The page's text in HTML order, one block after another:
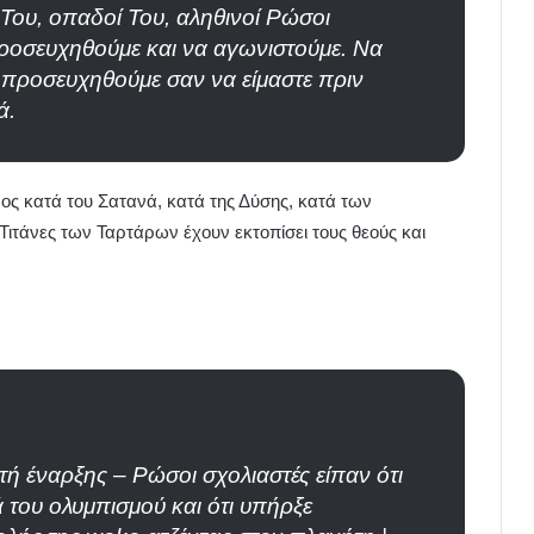
οπαδοί Του, αληθινοί Ρώσοι
και να αγωνιστούμε. Να
σαν να είμαστε πριν
κατά του Σατανά, κατά της Δύσης, κατά των
των Ταρτάρων έχουν εκτοπίσει τους θεούς και
έναρξης – Ρώσοι σχολιαστές είπαν ότι
του ολυμπισμού και ότι υπήρξε